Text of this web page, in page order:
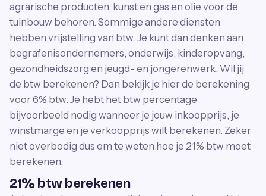
agrarische producten, kunst en gas en olie voor de
tuinbouw behoren. Sommige andere diensten
hebben vrijstelling van btw. Je kunt dan denken aan
begrafenisondernemers, onderwijs, kinderopvang,
gezondheidszorg en jeugd- en jongerenwerk. Wil jij
de btw berekenen? Dan bekijk je hier de berekening
voor 6% btw. Je hebt het btw percentage
bijvoorbeeld nodig wanneer je jouw inkoopprijs, je
winstmarge en je verkoopprijs wilt berekenen. Zeker
niet overbodig dus om te weten hoe je 21% btw moet
berekenen.
21% btw berekenen